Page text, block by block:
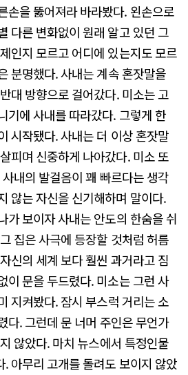
손을 뚫어져라 바라봤다. 왼손으로
다른 변화없이 원래 알고 있던 그
인지 모르고 어디에 있는지도 모르
분명했다. 사내는 계속 혼잣말을
대 방향으로 걸어갔다. 미소는 고
기에 사내를 따라갔다. 그렇게 한
시작됐다. 사내는 더 이상 혼잣말
피며 신중하게 나아갔다. 미소 또
내의 발걸음이 꽤 빠르다는 생각
않는 자신을 신기해하며 말이다.
가 보이자 사내는 안도의 한숨을 쉬
집은 사극에 등장할 것처럼 허름
신의 세계 보다 훨씬 과거라고 짐
이 문을 두드렸다. 미소는 그런 사
지켜봤다. 잠시 부스럭 거리는 소
다. 그런데 문 너머 주인은 무언가
않았다. 마치 뉴스에서 특정인물
아무리 고개를 돌려도 보이지 않았